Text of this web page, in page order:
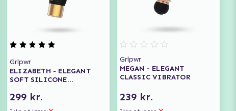
Grlpwr
ELIZABETH - ELEGANT
SOFT SILICONE
299 kr.
Grlpwr
MEGAN - ELEGANT
CLASSIC VIBRATOR
239 kr.